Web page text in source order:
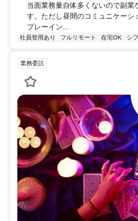
当面業務量自体多くないので副
す。ただし昼間のコミュニケー
プレーイン...
社員登用あり フルリモート 在宅OK シ
業務委託